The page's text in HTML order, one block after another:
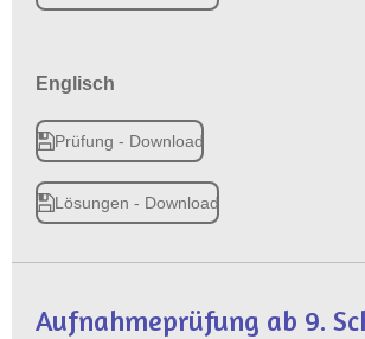
Englisch
Prüfung - Download
Lösungen - Download
Aufnahmeprüfung ab 9.